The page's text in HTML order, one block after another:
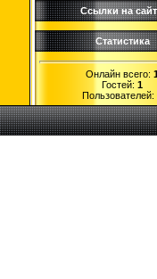
Ссылки на
Статистика
Онлайн всего:
Гостей: 1
Пользователей: